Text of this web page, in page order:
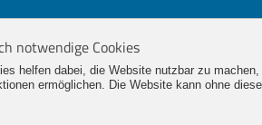
notwendige Cookies
helfen dabei, die Website nutzbar zu
ermöglichen. Die Website kann ohne
die Medien!